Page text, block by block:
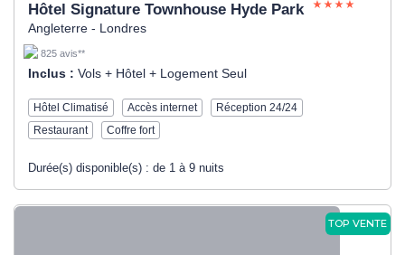
Hôtel Signature Townhouse Hyde Park
Angleterre - Londres
825 avis**
Inclus : Vols + Hôtel + Logement Seul
Hôtel Climatisé Accès internet
Réception 24/24
Restaurant
Coffre fort
Durée(s) disponible(s) : de 1 à 9 nuits
TOP VENTE